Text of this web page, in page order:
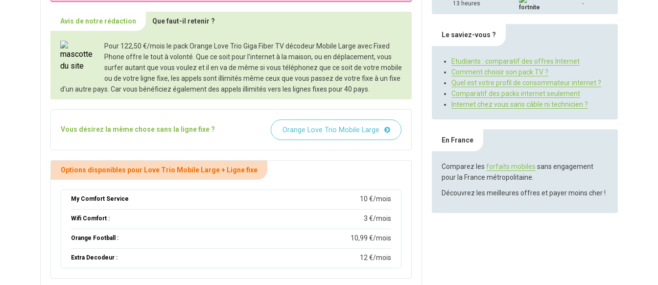
Avis de notre rédaction Que faut-il retenir ?
Pour 122,50 €/mois le pack Orange Love Trio Giga Fiber TV décodeur Mobile Large avec Fixed
Phone offre le tout à volonté. Que ce soit pour l'internet à la maison, ou en déplacement, vous
surfer autant que vous voulez et il en va de même si vous téléphonez que ce soit de votre mobile
ou de votre ligne fixe, les appels sont illimités même ceux que vous passez de votre fixe à un fixe
d'un autre pays. Car vous bénéficiez également des appels illimités vers les lignes fixes pour 40 pays.
Vous désirez la même chose sans la ligne fixe ? Orange Love Trio Mobile Large
Options disponibles pour Love Trio Mobile Large + Ligne fixe
My Comfort Service 10 €/mois
Wifi Comfort : 3 €/mois
Orange Football : 10,99 €/mois
Extra Decodeur : 12 €/mois
13 heures -
Le saviez-vous ?
Etudiants : comparatif des offres Internet
Comment choisir son pack TV ?
Quel est votre profil de consommateur internet ?
Comparatif des packs internet seulement
Internet chez vous sans câble ni technicien ?
En France
Comparez lesforfaits mobiles sans engagement
pour la France métropolitaine.
Découvrez les meilleures offres et payer moins cher !